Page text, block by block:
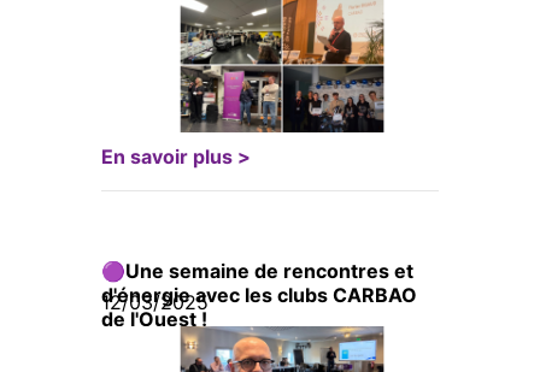
En savoir plus >
🟣Une semaine de rencontres et
d'énergie avec les clubs CARBAO
de l'Ouest !
12/03/2025